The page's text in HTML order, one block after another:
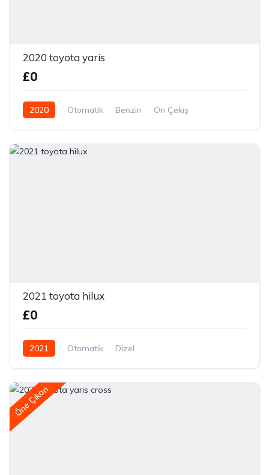
2020 toyota yaris
£0
2020 Otomatik Benzin Ön Çekiş
2021 toyota hilux
£0
2021 Otomatik Dizel
Öne Çıkan